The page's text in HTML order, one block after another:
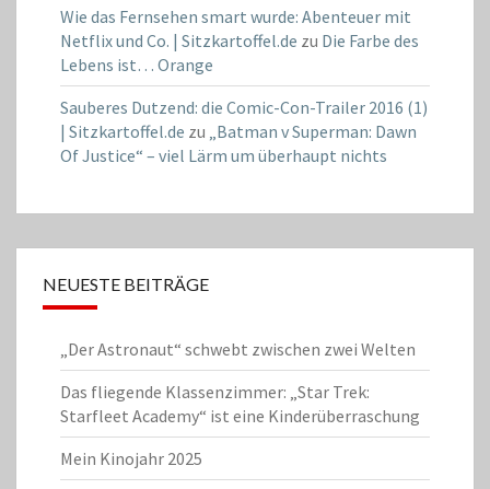
Wie das Fernsehen smart wurde: Abenteuer mit
Netflix und Co. | Sitzkartoffel.de zu Die Farbe des
Lebens ist… Orange
Sauberes Dutzend: die Comic-Con-Trailer 2016 (1)
| Sitzkartoffel.de zu „Batman v Superman: Dawn
Of Justice“ – viel Lärm um überhaupt nichts
NEUESTE BEITRÄGE
„Der Astronaut“ schwebt zwischen zwei Welten
Das fliegende Klassenzimmer: „Star Trek:
Starfleet Academy“ ist eine Kinderüberraschung
Mein Kinojahr 2025